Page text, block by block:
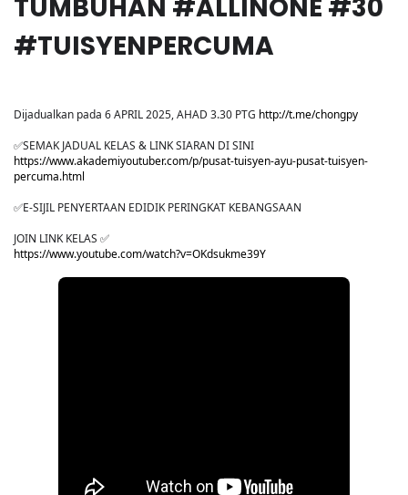
#TUISYENPERCUMA
Dijadualkan pada 6 APRIL 2025, AHAD 3.30 PTG http://t.me/chongpy
✅SEMAK JADUAL KELAS & LINK SIARAN DI SINI
https://www.akademiyoutuber.com/p/pusat-tuisyen-ayu-pusat-tuisyen-
percuma.html
✅E-SIJIL PENYERTAAN EDIDIK PERINGKAT KEBANGSAAN
JOIN LINK KELAS ✅
https://www.youtube.com/watch?v=OKdsukme39Y